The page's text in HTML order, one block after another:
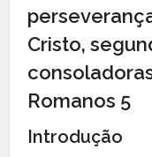
Cristo,
Romanos 5
Introdução